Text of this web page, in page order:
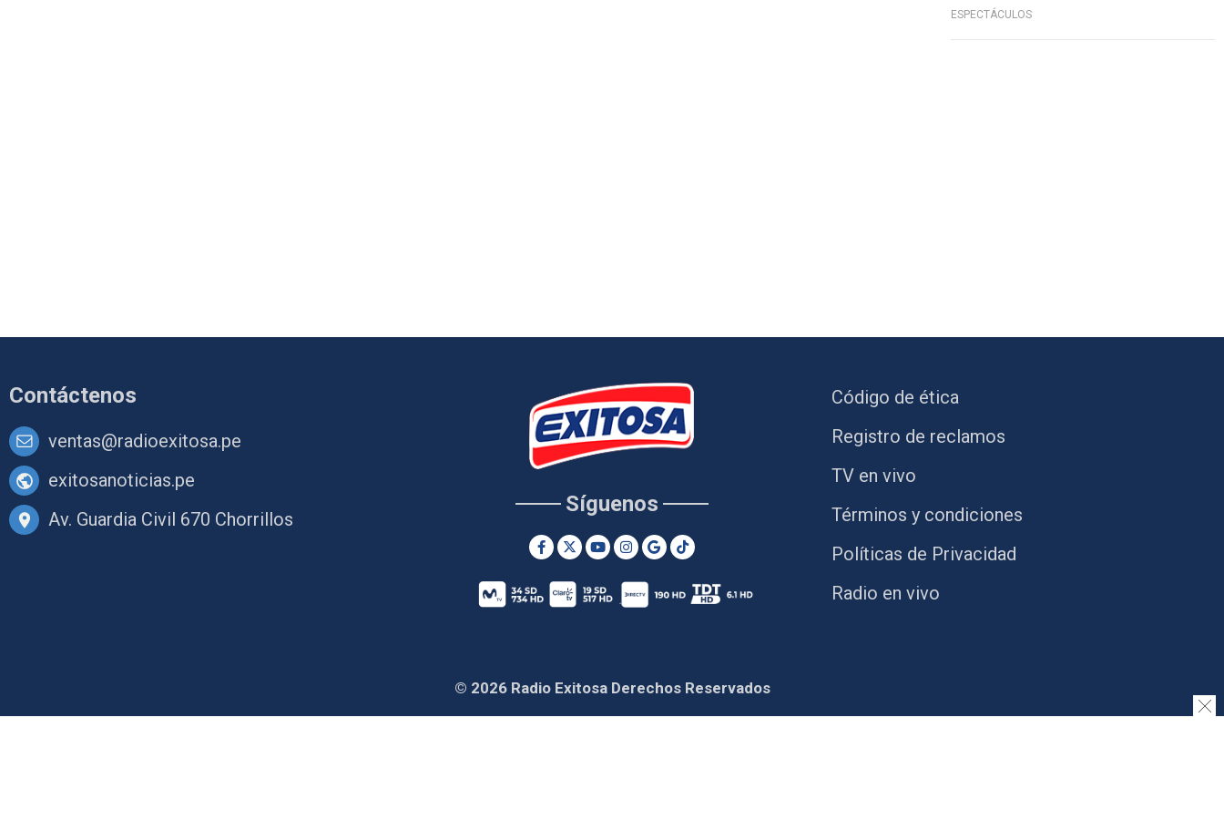
ESPECTÁCULOS
Contáctenos
ventas@radioexitosa.pe
exitosanoticias.pe
Av. Guardia Civil 670 Chorrillos
Síguenos
Código de ética
Registro de reclamos
TV en vivo
Términos y condiciones
Políticas de Privacidad
Radio en vivo
© 2026 Radio Exitosa Derechos Reservados